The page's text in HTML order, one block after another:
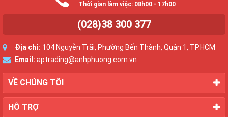
Thời gian làm việc: 08h00 - 17h00
(028)38 300 377
Địa chỉ: 104 Nguyễn Trãi, Phường Bến Thành, Quận 1, TP.HCM
Email: aptrading@anhphuong.com.vn
VỀ CHÚNG TÔI
HỖ TRỢ